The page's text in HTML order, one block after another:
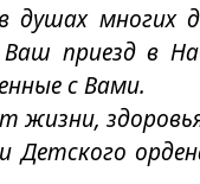
многих
приезд в
с Вами.
жизни,